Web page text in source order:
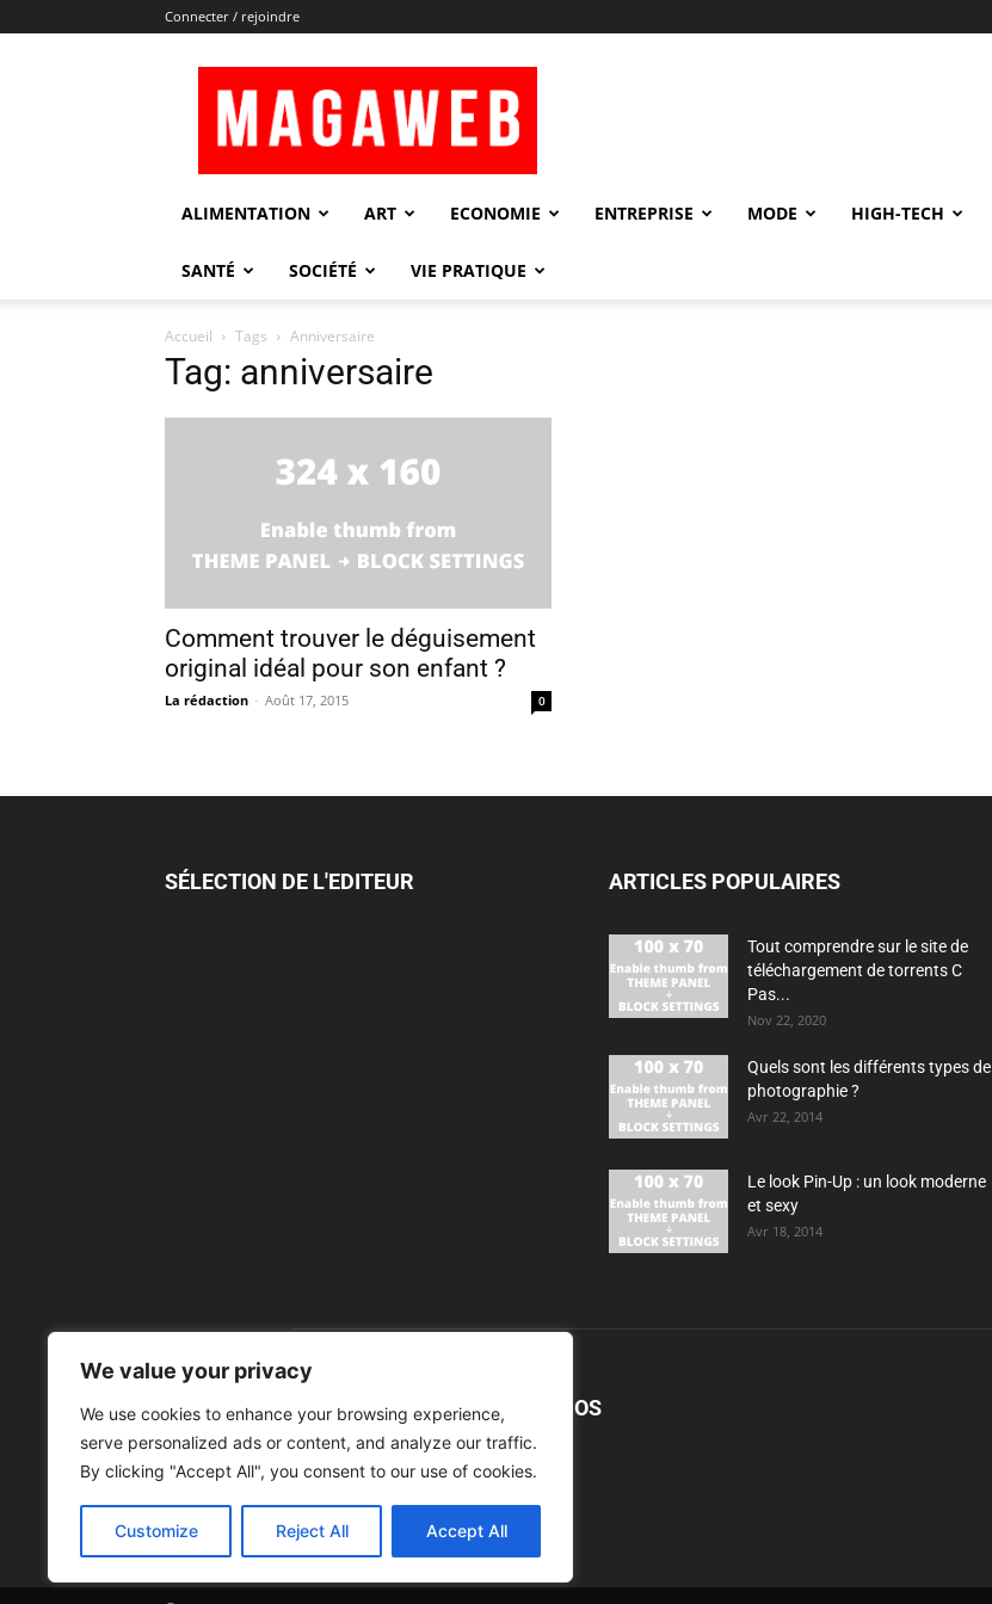
We value your privacy
We use cookies to enhance your browsing experience,
serve personalized ads or content, and analyze our traffic.
By clicking "Accept All", you consent to our use of cookies.
Customize Reject All Accept All
Connecter / rejoindre
ALIMENTATION ART ECONOMIE ENTREPRISE MODE HIGH-TECH
SANTÉ SOCIÉTÉ VIE PRATIQUE
Accueil Tags Anniversaire
Tag: anniversaire
Comment trouver le déguisement
original idéal pour son enfant ?
La rédaction - Août 17, 2015 0
SÉLECTION DE L'EDITEUR ARTICLES POPULAIRES
Tout comprendre sur le site de
téléchargement de torrents C
Pas...
Nov 22, 2020
Quels sont les différents types de
photographie ?
Avr 22, 2014
Le look Pin-Up : un look moderne
et sexy
Avr 18, 2014
À PROPOS